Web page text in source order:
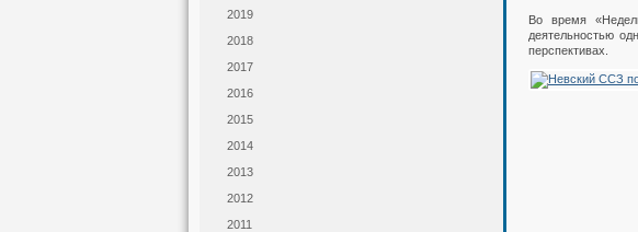
2019
2018
2017
2016
2015
2014
2013
2012
2011
Во время
деятельностью
перспективах.